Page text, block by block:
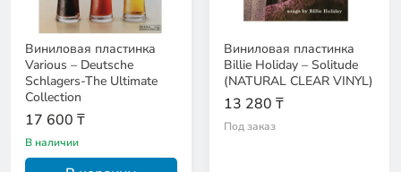
Виниловая пластинка
Various – Deutsche
Schlagers-The Ultimate
Collection
17 600 ₸
В наличии
Виниловая пластинка
Billie Holiday – Solitude
(NATURAL CLEAR VINYL)
13 280 ₸
Под заказ